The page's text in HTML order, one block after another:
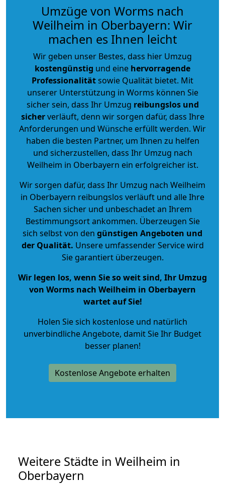
Umzüge von Worms nach
Weilheim in Oberbayern: Wir
machen es Ihnen leicht
Wir geben unser Bestes, dass hier Umzug
kostengünstig und eine hervorragende
Professionalitätsowie Qualität bietet. Mit
unserer Unterstützung in Worms können Sie
sicher sein, dass Ihr Umzug reibungslos und
sicherverläuft, denn wir sorgen dafür, dass Ihre
Anforderungen und Wünsche erfüllt werden. Wir
haben die besten Partner, um Ihnen zu helfen
und sicherzustellen, dass Ihr Umzug nach
Weilheim in Oberbayern ein erfolgreicher ist.
Wir sorgen dafür, dass Ihr Umzug nach Weilheim
in Oberbayern reibungslos verläuft und alle Ihre
Sachen sicher und unbeschadet an Ihrem
Bestimmungsort ankommen. Überzeugen Sie
sich selbst von den günstigen Angeboten und
der Qualität. Unsere umfassender Service wird
Sie garantiert überzeugen.
Wir legen los, wenn Sie so weit sind, Ihr Umzug
von Worms nach Weilheim in Oberbayern
wartet auf Sie!
Holen Sie sich kostenlose und natürlich
unverbindliche Angebote, damit Sie Ihr Budget
besser planen!
Kostenlose Angebote erhalten
Weitere Städte in Weilheim in
Oberbayern